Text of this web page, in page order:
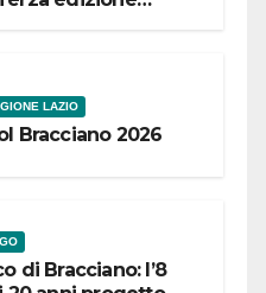
LAZIO
Bracciano 2026
di Bracciano: l’8